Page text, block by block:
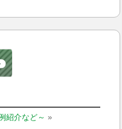
紹介など～ »